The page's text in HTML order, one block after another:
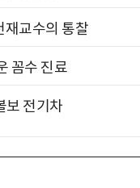
교수의 통찰
꼼수 진료
보 전기차